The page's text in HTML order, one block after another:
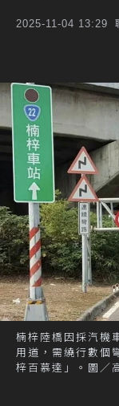
2025-11-04 13:29
楠梓陸橋因採汽機
用道，需繞行數個
梓百慕達」。圖／